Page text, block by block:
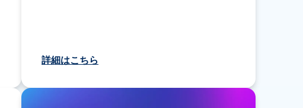
詳細はこちら